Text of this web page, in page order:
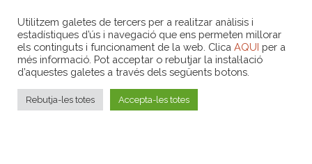
COPYRIGHT 2020 - UNIÓ DE COOPERATIVES
DE TREBALL ASSOCIAT DE LES ILLES
BALEARS
Utilitzem galetes de tercers per a realitzar anàlisis i
estadístiques d’ús i navegació que ens permeten millorar
els continguts i funcionament de la web. Clica AQUI per a
més informació. Pot acceptar o rebutjar la instal·lació
d’aquestes galetes a través dels següents botons.
Rebutja-les totes Accepta-les totes